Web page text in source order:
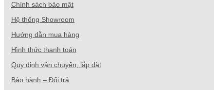
Chính sách bảo mật
Hệ thống Showroom
Hướng dẫn mua hàng
Hình thức thanh toán
Quy định vận chuyển, lắp đặt
Bảo hành – Đổi trả